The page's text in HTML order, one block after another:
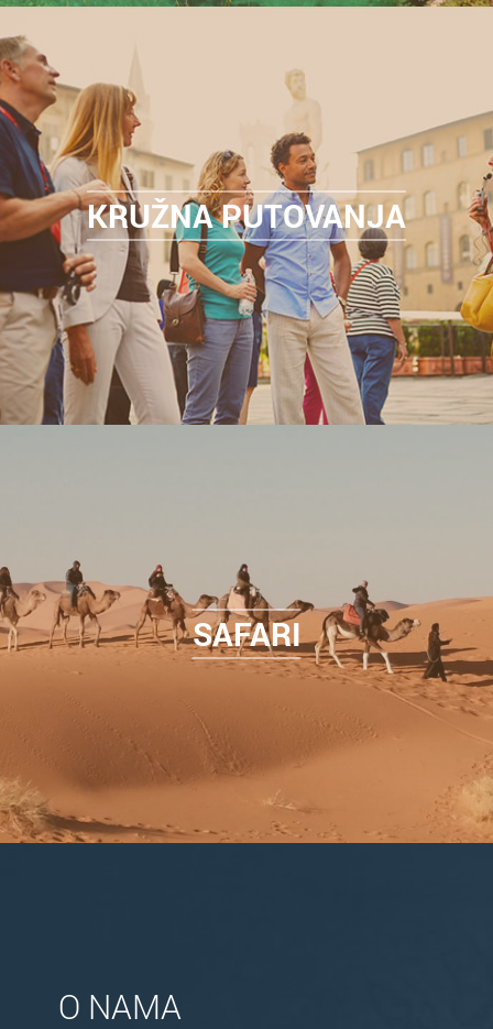
KRUŽNA PUTOVANJA
SAFARI
O NAMA